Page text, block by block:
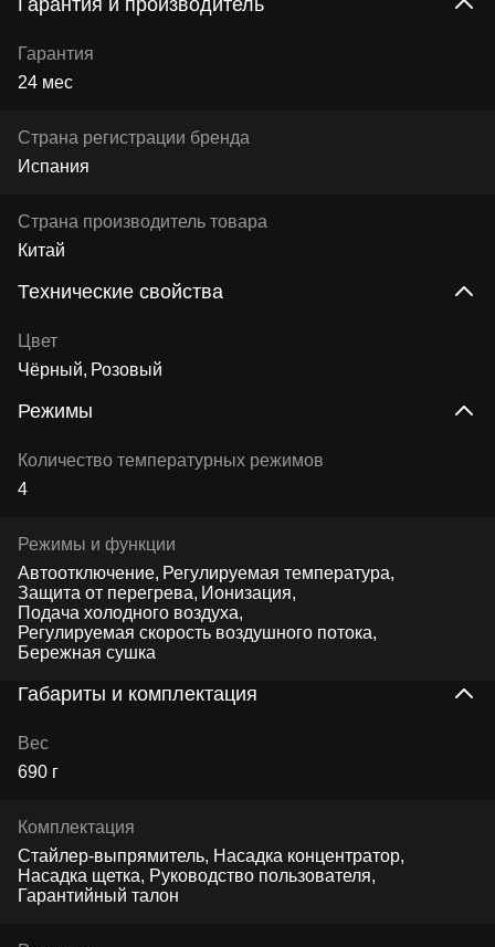
Гарантия
24 мес
Страна регистрации бренда
Испания
Страна производитель товара
Китай
Технические свойства
Цвет
Чёрный Розовый
Режимы
Количество температурных режимов
4
Режимы и функции
Автоотключение Регулируемая температура
Защита от перегрева Ионизация
Подача холодного воздуха
Регулируемая скорость воздушного потока
Бережная сушка
Габариты и комплектация
Вес
690 г
Комплектация
Стайлер-выпрямитель, Насадка концентратор,
Насадка щетка, Руководство пользователя,
Гарантийный талон